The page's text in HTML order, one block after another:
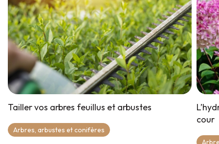
Tailler vos arbres feuillus et arbustes
Arbres, arbustes et conifères
cour